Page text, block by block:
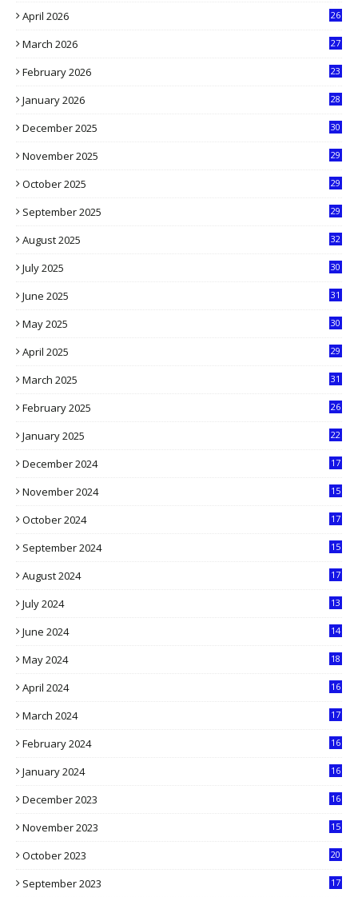
April 2026
26
March 2026
27
February 2026
23
January 2026
28
December 2025
30
November 2025
29
October 2025
29
September 2025
29
August 2025
32
July 2025
30
June 2025
31
May 2025
30
April 2025
29
March 2025
31
February 2025
26
January 2025
22
December 2024
17
November 2024
15
October 2024
17
September 2024
15
August 2024
17
July 2024
13
June 2024
14
May 2024
18
April 2024
16
March 2024
17
February 2024
16
January 2024
16
December 2023
16
November 2023
15
October 2023
20
September 2023
17